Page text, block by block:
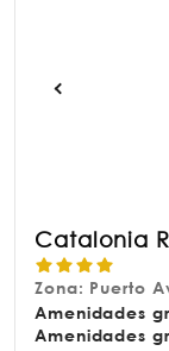
Catalonia
Zona: Puerto
Amenidades
Amenidades